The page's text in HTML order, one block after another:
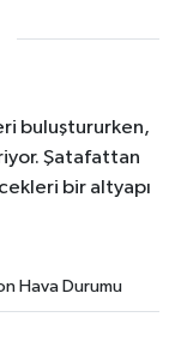
buluştururken,
Şatafattan
bir altyapı
Hava Durumu